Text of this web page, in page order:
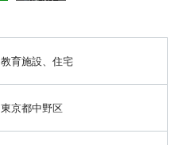
教育施設、住宅
東京都中野区